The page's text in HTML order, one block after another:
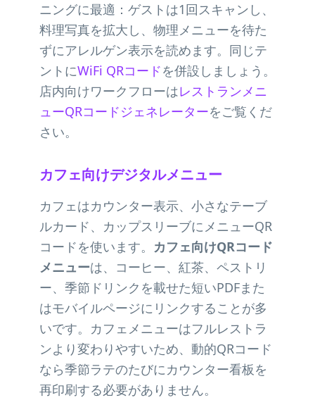
ニングに最適：ゲストは1回スキャンし、
料理写真を拡大し、物理メニューを待た
ずにアレルゲン表示を読めます。同じテ
ントにWiFi QRコードを併設しましょう。
店内向けワークフローはレストランメニ
ューQRコードジェネレーターをご覧くだ
さい。
カフェ向けデジタルメニュー
カフェはカウンター表示、小さなテーブ
ルカード、カップスリーブにメニューQR
コードを使います。 カフェ向けQRコード
メニューは、コーヒー、紅茶、ペストリ
ー、季節ドリンクを載せた短いPDFまた
はモバイルページにリンクすることが多
いです。カフェメニューはフルレストラ
ンより変わりやすいため、動的QRコード
なら季節ラテのたびにカウンター看板を
再印刷する必要がありません。